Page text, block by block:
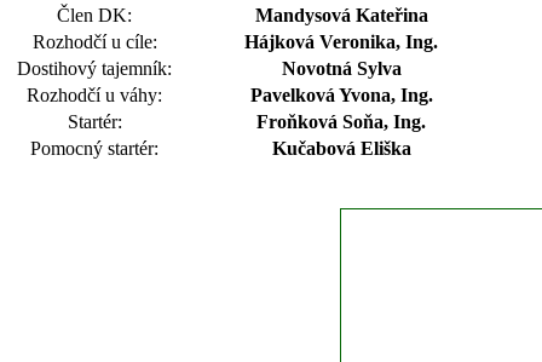
Člen DK:
Mandysová Kateřina
Rozhodčí u cíle:
Hájková Veronika, Ing.
Dostihový tajemník:
Novotná Sylva
Rozhodčí u váhy:
Pavelková Yvona, Ing.
Startér:
Froňková Soňa, Ing.
Pomocný startér:
Kučabová Eliška